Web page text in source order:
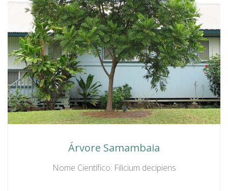
Árvore Samambaia
Nome Científico: Filicium decipiens